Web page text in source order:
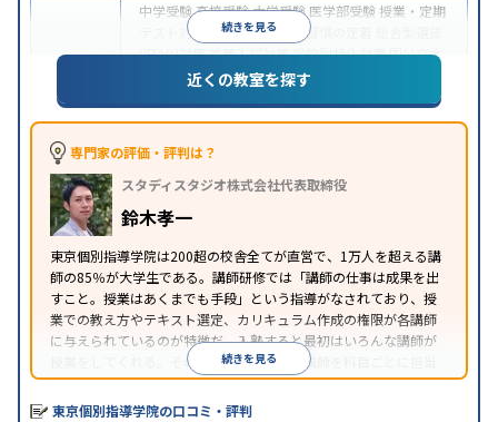
続きを見る
中学受験高校受験大学受験 医学部受験 授業・定期
テスト対策
内申点対策 学習習慣の定着
(旧AO)対策推薦入試対策学校別特化対策国公立大
私大対策共通テスト対策
その他科目別特化
特徴
中高一貫校生に対応
応
オンライン対応
みの受講可発達障害の子どもに対応
※2023年3月調査。小学校高学年の個別指導塾アンケート調査方法
近くの教室を探す
専門家の評価・評判は？
スタディスタジオ株式会社代表取締役
鈴木孝一
東京個別指導学院は200超の校舎全てが直営で、1万人を超える講
師の85％が大学生である。講師研修では「講師の仕事は成果を出
すこと。授業はあくまでも手段」という指導がなされており、授
業での教え方やテキスト選定、カリキュラム作成の権限が各講師
に与えられているのが特徴だ。入塾すると最初はいろんな講師が
授業をしてくれる。その中から気に入った講師を科目ごとに担当
として指名することができるので、子どもに合う講師を見つけや
すい仕組みだと言える。
続きを見る
東京個別指導学院の口コミ・評判